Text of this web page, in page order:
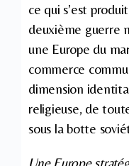
ce qui s’est
deuxième guerre
une Europe du
commerce
dimension
religieuse, de
sous la botte
Une Europe